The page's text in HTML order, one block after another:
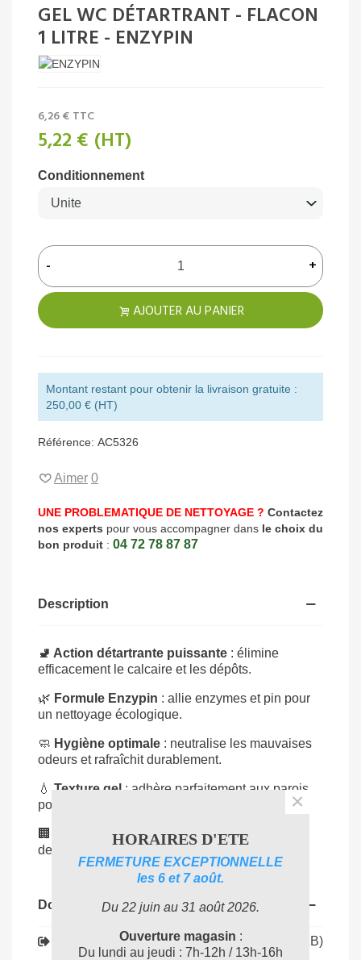
GEL WC DÉTARTRANT - FLACON
1 LITRE - ENZYPIN
6,26 € TTC
5,22 € (HT)
Conditionnement
- +
AJOUTER AU PANIER
Montant restant pour obtenir la livraison gratuite :
250,00 € (HT)
Référence: AC5326
Aimer 0
UNE PROBLEMATIQUE DE NETTOYAGE ? Contactez
nos experts pour vous accompagner dans le choix du
bon produit : 04 72 78 87 87
Description
🚽 Action détartrante puissante : élimine
efficacement le calcaire et les dépôts.
🌿 Formule Enzypin : allie enzymes et pin pour
un nettoyage écologique.
🧼 Hygiène optimale : neutralise les mauvaises
odeurs et rafraîchit durablement.
💧 Texture gel : adhère parfaitement aux parois
pour une action prolongée.
🏢 Usage professionnel: idéal pour sanitaires
de bureaux, hôtels, écoles et collectivités.
Documents joints
AC5326_FT Téléchargement (172.44KB)
HORAIRES D'ETE
FERMETURE EXCEPTIONNELLE
les 6 et 7 août.
Du 22 juin au 31 août 2026.
Ouverture magasin :
Du lundi au jeudi : 7h-12h / 13h-16h
×